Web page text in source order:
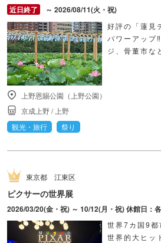
～ 2026/08/11(火・祝)
好評の「蓮見
パワーアップ
ジ、骨董市な
上野恩賜公園（上野公園）
京成上野/ 上野
観光・旅行
祭り
東京都 江東区
ピクサーの世界展
世界7カ国9
世界的大ヒッ